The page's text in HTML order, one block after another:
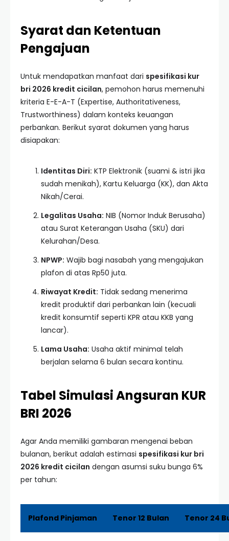
Syarat dan Ketentuan
Pengajuan
Untuk mendapatkan manfaat dari spesifikasi kur
bri 2026 kredit cicilan, pemohon harus memenuhi
kriteria E-E-A-T (Expertise, Authoritativeness,
Trustworthiness) dalam konteks keuangan
perbankan. Berikut syarat dokumen yang harus
disiapakan:
Identitas Diri: KTP Elektronik (suami & istri jika
sudah menikah), Kartu Keluarga (KK), dan Akta
Nikah/Cerai.
Legalitas Usaha: NIB (Nomor Induk Berusaha)
atau Surat Keterangan Usaha (SKU) dari
Kelurahan/Desa.
NPWP: Wajib bagi nasabah yang mengajukan
plafon di atas Rp50 juta.
Riwayat Kredit: Tidak sedang menerima
kredit produktif dari perbankan lain (kecuali
kredit konsumtif seperti KPR atau KKB yang
lancar).
Lama Usaha: Usaha aktif minimal telah
berjalan selama 6 bulan secara kontinu.
Tabel Simulasi Angsuran KUR
BRI 2026
Agar Anda memiliki gambaran mengenai beban
bulanan, berikut adalah estimasi spesifikasi kur bri
2026 kredit cicilan dengan asumsi suku bunga 6%
per tahun:
Plafond Pinjaman Tenor 12 Bulan Tenor 24